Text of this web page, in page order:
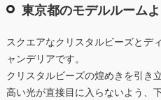
東京都のモデルルーム
スクエアなクリスタルビーズとデ
ャンデリアです。
クリスタルビーズの煌めきを引き
高い光が直接目に入らないよう、